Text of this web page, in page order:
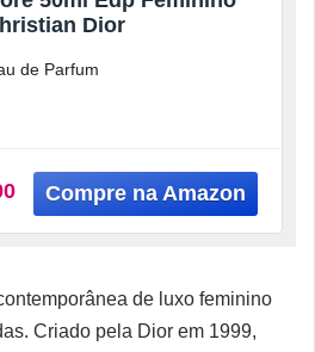
Dior
de Parfum
de luxo feminino
Criado pela Dior em 1999,